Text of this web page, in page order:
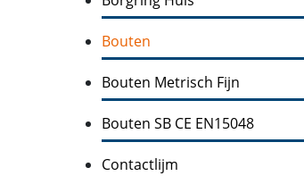
Bouten
Bouten Metrisch Fijn
Bouten SB CE EN15048
Contactlijm